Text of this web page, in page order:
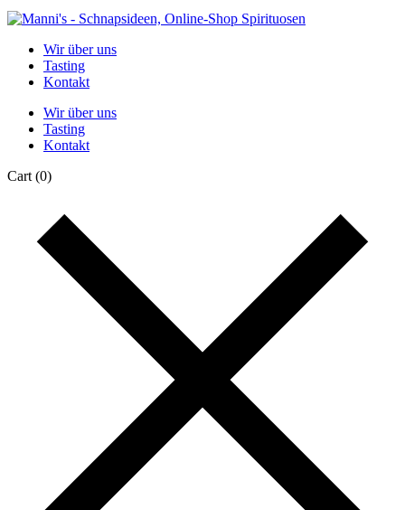
Wir über uns
Tasting
Kontakt
Wir über uns
Tasting
Kontakt
Cart (0)